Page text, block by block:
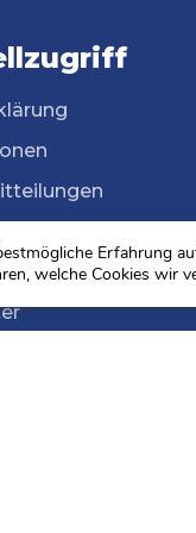
Erfahrung
welche Cookies wir